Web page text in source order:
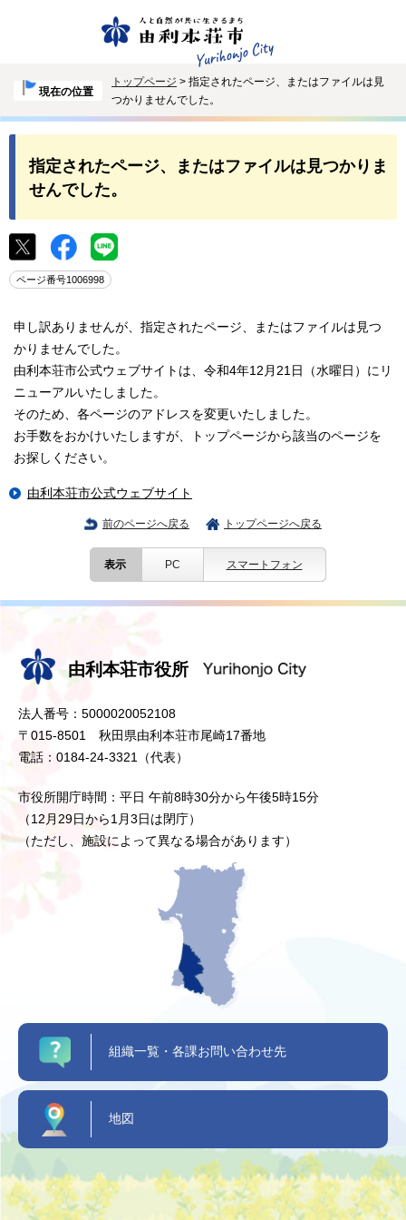
現在の位置
トップページ > 指定されたページ、またはファイルは見
つかりませんでした。
指定されたページ、またはファイルは見つかりま
せんでした。
ページ番号1006998
申し訳ありませんが、指定されたページ、またはファイルは見つ
かりませんでした。
由利本荘市公式ウェブサイトは、令和4年12月21日（水曜日）にリ
ニューアルいたしました。
そのため、各ページのアドレスを変更いたしました。
お手数をおかけいたしますが、トップページから該当のページを
お探しください。
由利本荘市公式ウェブサイト
前のページへ戻る トップページへ戻る
表示 PC スマートフォン
由利本荘市役所
法人番号：5000020052108
〒015-8501 秋田県由利本荘市尾崎17番地
電話：0184-24-3321（代表）
市役所開庁時間：平日 午前8時30分から午後5時15分
（12月29日から1月3日は閉庁）
（ただし、施設によって異なる場合があります）
組織一覧・各課お問い合わせ先
地図